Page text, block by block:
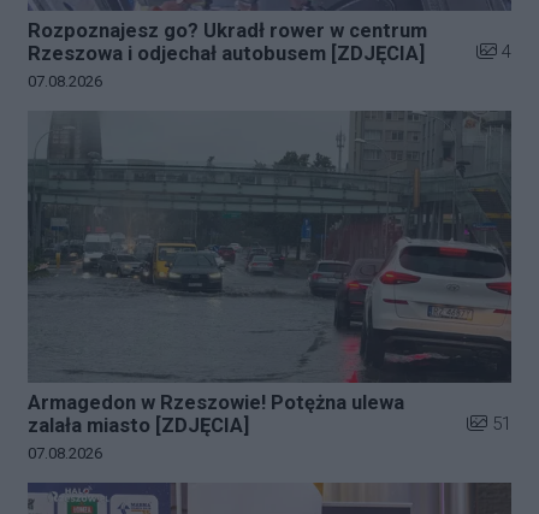
Rozpoznajesz go? Ukradł rower w centrum
Rzeszowa i odjechał autobusem [ZDJĘCIA]
Liczba
4
Data dodania galerii:
07.08.2026
Armagedon w Rzeszowie! Potężna ulewa
zalała miasto [ZDJĘCIA]
Liczba
51
Data dodania galerii:
07.08.2026